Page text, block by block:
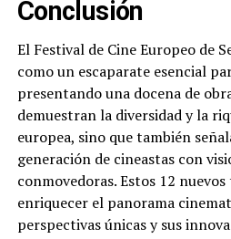
Conclusión
El Festival de Cine Europeo de
como un escaparate esencial
presentando una docena de
demuestran la diversidad y la
europea, sino que también
generación de cineastas con
conmovedoras. Estos 12
enriquecer el panorama
perspectivas únicas y sus